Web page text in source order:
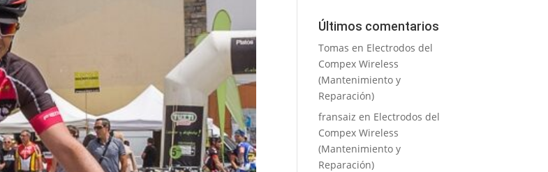
Últimos comentarios
Tomas en Electrodos del
Compex Wireless
(Mantenimiento y
Reparación)
fransaiz en Electrodos del
Compex Wireless
(Mantenimiento y
Reparación)